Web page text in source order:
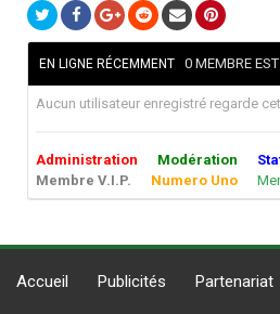
EN LIGNE RÉCEMMENT 0 MEMBRE
Aucun utilisateur enregistré regarde
Administration Modération
Membre V.I.P.
Numero Uno
Accueil Publicités Partenariat